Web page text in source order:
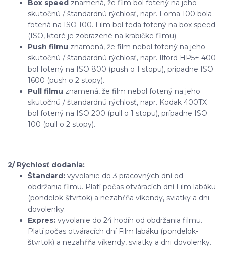
Box speed znamená, že film bol fotený na jeho
skutočnú / štandardnú rýchlosť, napr. Foma 100 bola
fotená na ISO 100. Film bol teda fotený na box speed
(ISO, ktoré je zobrazené na krabičke filmu).
Push filmu znamená, že film nebol fotený na jeho
skutočnú / štandardnú rýchlosť, napr. Ilford HP5+ 400
bol fotený na ISO 800 (push o 1 stopu), prípadne ISO
1600 (push o 2 stopy).
Pull filmu znamená, že film nebol fotený na jeho
skutočnú / štandardnú rýchlosť, napr. Kodak 400TX
bol fotený na ISO 200 (pull o 1 stopu), prípadne ISO
100 (pull o 2 stopy).
2/ Rýchlosť dodania:
Štandard: vyvolanie do 3 pracovných dní od
obdržania filmu. Platí počas otváracích dní Film labáku
(pondelok-štvrtok) a nezahŕňa víkendy, sviatky a dni
dovolenky.
Expres: vyvolanie do 24 hodín od obdržania filmu.
Platí počas otváracích dní Film labáku (pondelok-
štvrtok) a nezahŕňa víkendy, sviatky a dni dovolenky.